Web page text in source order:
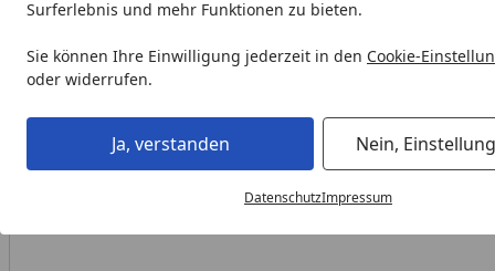
Surferlebnis und mehr Funktionen zu bieten.
Sie können Ihre Einwilligung jederzeit in den Cookie-
oder widerrufen.
Ja, verstanden Nein,
DatenschutzImpressum
Gardenforma Ersatz-Wetterschutzhaube für Gasbrenner,